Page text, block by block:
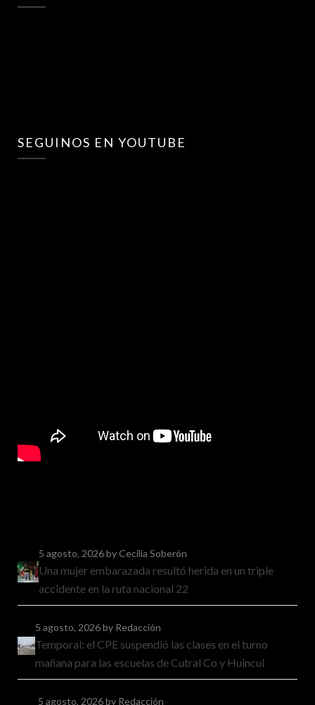
SEGUINOS EN YOUTUBE
5 agosto, 2026by Cecilia Soberón
Una mujer embarazada resultó herida en un triple
accidente en la ruta nacional 22
5 agosto, 2026by Redacción
Temporal: el CPE suspendió las clases en el turno
mañana para las escuelas de Cutral Co y Huincul
5 agosto, 2026by Redacción